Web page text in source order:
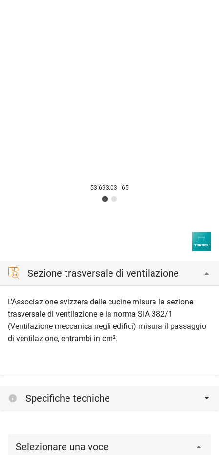
53.693.03 - 65
Sezione trasversale di ventilazione
L'Associazione svizzera delle cucine misura la sezione
trasversale di ventilazione e la norma SIA 382/1
(Ventilazione meccanica negli edifici) misura il passaggio
di ventilazione, entrambi in cm².
Specifiche tecniche
Selezionare una voce